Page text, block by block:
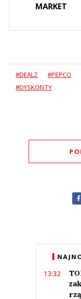
MARKET
#DEALZ #PEPCO
#DYSKONTY
13:32